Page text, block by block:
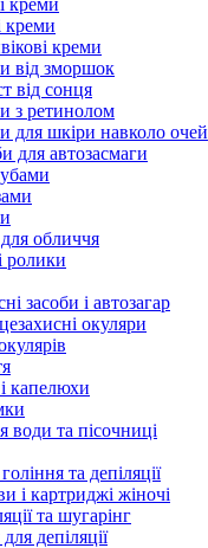
креми
креми
креми
від зморшок
від сонця
з ретинолом
для шкіри навколо очей
для автозасмаги
обличчя
ролики
засоби і автозагар
окуляри
капелюхи
води та пісочниці
та депіляції
і картриджі жіночі
та шугарінг
депіляції